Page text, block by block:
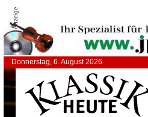
Anzeige
Donnerstag, 6. August 2026